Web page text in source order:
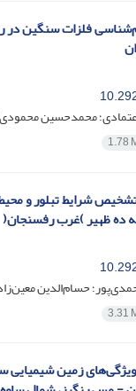
فلزات سنگین
محمدحسین
1.78
شرایط تبلور و
ده ظهیر )غرب رفسنجان(
حسام‌الدین
3.31
زمین شیمیایی